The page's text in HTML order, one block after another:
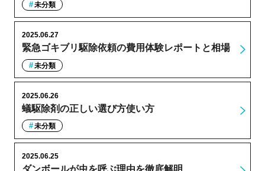
未分類
緊急ゴキブリ駆除依頼の費用体験レポートと相場
2025.06.27
未分類
蟻駆除剤の正しい選び方使い方
2025.06.26
未分類
2025.06.25